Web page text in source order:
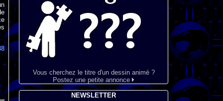
Vous cherchez le titre d'un dessin animé ?
Postez une petite annonce
NEWSLETTER